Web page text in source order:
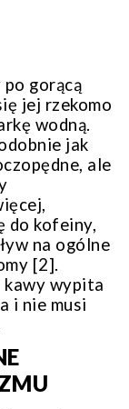
gorącą
jej rzekomo
wodną.
jak
ale
do kofeiny,
na ogólne
[2].
kawy wypita
i nie musi